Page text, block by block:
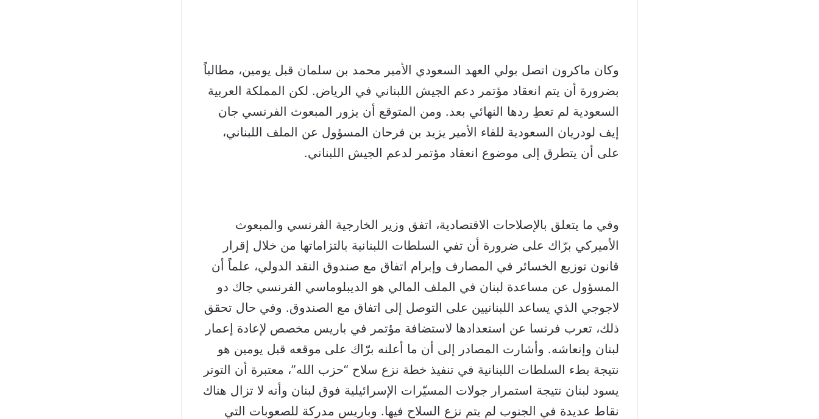
وكان ماكرون اتصل بولي العهد السعودي الأمير محمد بن سلمان قبل يومين، مطالباً
بضرورة أن يتم انعقاد مؤتمر دعم الجيش اللبناني في الرياض. لكن المملكة العربية
السعودية لم تعطِ ردها النهائي بعد. ومن المتوقع أن يزور المبعوث الفرنسي جان
إيف لودريان السعودية للقاء الأمير يزيد بن فرحان المسؤول عن الملف اللبناني،
على أن يتطرق إلى موضوع انعقاد مؤتمر لدعم الجيش اللبناني.
وفي ما يتعلق بالإصلاحات الاقتصادية، اتفق وزير الخارجية الفرنسي والمبعوث
الأميركي برّاك على ضرورة أن تفي السلطات اللبنانية بالتزاماتها من خلال إقرار
قانون توزيع الخسائر في المصارف وإبرام اتفاق مع صندوق النقد الدولي، علماً أن
المسؤول عن مساعدة لبنان في الملف المالي هو الديبلوماسي الفرنسي جاك دو
لاجوجي الذي يساعد اللبنانيين على التوصل إلى اتفاق مع الصندوق. وفي حال تحقق
ذلك، تعرب فرنسا عن استعدادها لاستضافة مؤتمر في باريس مخصص لإعادة إعمار
لبنان وإنعاشه. وأشارت المصادر إلى أن ما أعلنه برّاك على موقعه قبل يومين هو
نتيجة بطء السلطات اللبنانية في تنفيذ خطة نزع سلاح “حزب الله”، معتبرة أن التوتر
يسود لبنان نتيجة استمرار جولات المسيّرات الإسرائيلية فوق لبنان وأنه لا تزال هناك
نقاط عديدة في الجنوب لم يتم نزع السلاح فيها. وباريس مدركة للصعوبات التي